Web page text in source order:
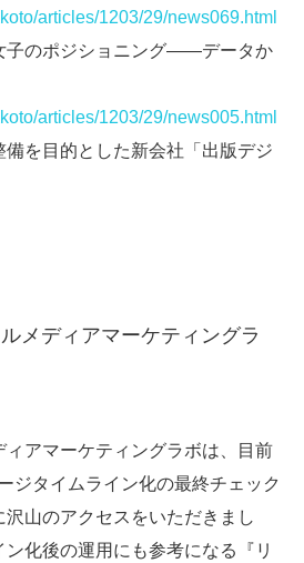
articles/1203/29/news069.html
子のポジショニング――データか
articles/1203/29/news005.html
を目的とした新会社「出版デジ
メディアマーケティングラ
アマーケティングラボは、目前
ジタイムライン化の最終チェック
山のアクセスをいただきまし
化後の運用にも参考になる『リ